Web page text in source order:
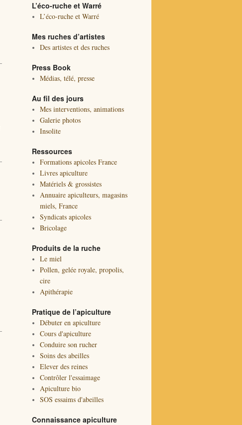
L’éco-ruche et Warré
L’éco-ruche et Warré
Mes ruches d’artistes
Des artistes et des ruches
Press Book
Médias, télé, presse
Au fil des jours
Mes interventions, animations
Galerie photos
Insolite
Ressources
Formations apicoles France
Livres apiculture
Matériels & grossistes
Annuaire apiculteurs, magasins
miels, France
Syndicats apicoles
Bricolage
Produits de la ruche
Le miel
Pollen, gelée royale, propolis,
cire
Apithérapie
Pratique de l’apiculture
Débuter en apiculture
Cours d'apiculture
Conduire son rucher
Soins des abeilles
Elever des reines
Contrôler l'essaimage
Apiculture bio
SOS essaims d'abeilles
Connaissance apiculture